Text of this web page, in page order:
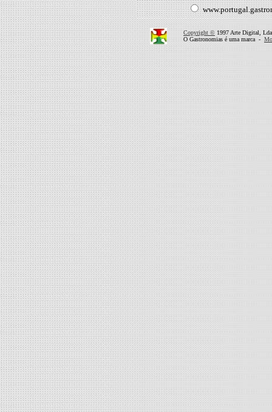
Copyright ©1997 Arte Digital,
O Gastronomias é uma marca -